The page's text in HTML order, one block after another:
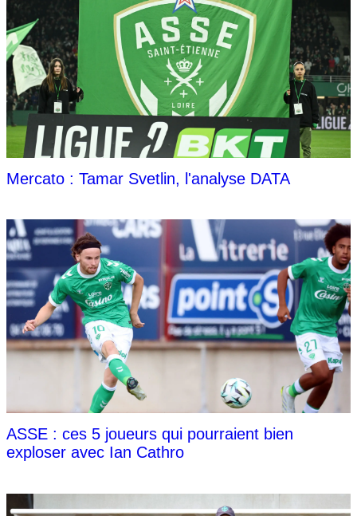
Mercato : Tamar Svetlin, l'analyse DATA
ASSE : ces 5 joueurs qui pourraient bien
exploser avec Ian Cathro